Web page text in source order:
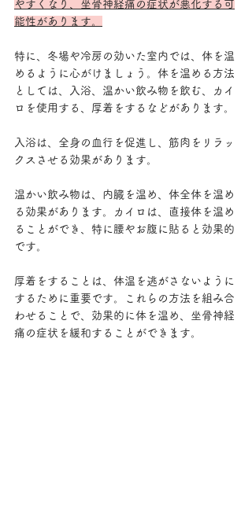
やすくなり、坐骨神経痛の症状が悪化する可
能性があります。
特に、冬場や冷房の効いた室内では、体を温
めるように心がけましょう。体を温める方法
としては、入浴、温かい飲み物を飲む、カイ
ロを使用する、厚着をするなどがあります。
入浴は、全身の血行を促進し、筋肉をリラッ
クスさせる効果があります。
温かい飲み物は、内臓を温め、体全体を温め
る効果があります。カイロは、直接体を温め
ることができ、特に腰やお腹に貼ると効果的
です。
厚着をすることは、体温を逃がさないように
するために重要です。これらの方法を組み合
わせることで、効果的に体を温め、坐骨神経
痛の症状を緩和することができます。